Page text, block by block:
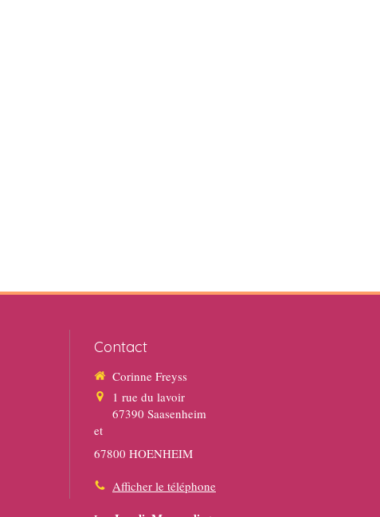
Contact
Corinne Freyss
1 rue du lavoir
67390 Saasenheim
et
67800 HOENHEIM
Afficher le téléphone